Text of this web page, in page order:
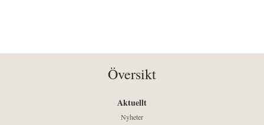
Översikt
Aktuellt
Nyheter